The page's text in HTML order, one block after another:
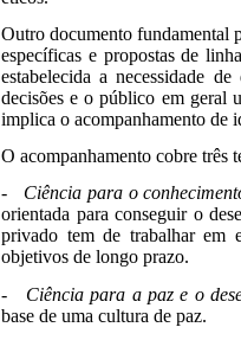
Outro documento fundamental
específicas e propostas de
estabelecida a necessidade
decisões e o público em geral
implica o acompanhamento de
O acompanhamento cobre três
- Ciência para o
orientada para conseguir o
privado tem de trabalhar em
objetivos de longo prazo.
- Ciência para a paz e o
base de uma cultura de paz.